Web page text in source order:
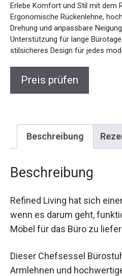
Erlebe Komfort und Stil mit dem
Ergonomische Rückenlehne,
Drehung und anpassbare
Unterstützung für lange
stilsicheres Design für jedes
Preis prüfen
Beschreibung
Beschreibung
Refined Living hat sich
wenn es darum geht,
Möbel für das Büro zu
Dieser Chefsessel
Armlehnen und